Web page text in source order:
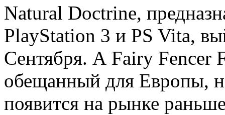
Natural Doctrine,
PlayStation 3 и PS Vita,
Сентября. А Fairy Fencer
обещанный для Европы,
появится на рынке